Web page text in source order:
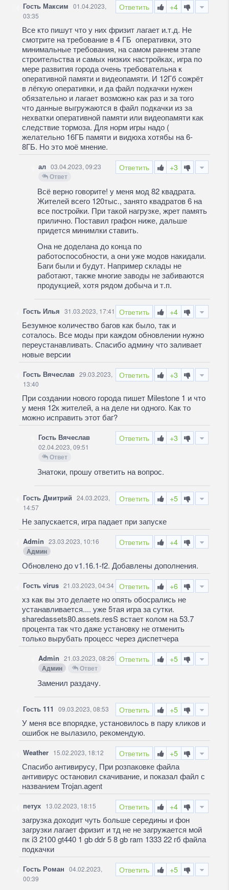
Ответить +4
Гость Максим 01.04.2023,
03:35
Все кто пишут что у них фризит лагает и.т.д. Не
смотрите на требование в 4 ГБ оперативки, это
минимальные требования, на самом раннем этапе
строительства и самых низких настройках, игра по
мере развития города очень требовательна к
оперативной памяти и видеопамяти. И 12Гб сожрёт
в лёгкую оперативки, и да файл подкачки нужен
обязательно и лагает возможно как раз и за того
что данные выгружаются в файл подкачки из за
нехватки оперативной памяти или видеопамяти как
следствие тормоза. Для норм игры надо (
желательно 16ГБ памяти и видюха хотябы на 6-
8ГБ. Но это моё мнение.
Ответить +3
ал 03.04.2023, 09:23
Ответ
Всё верно говорите! у меня мод 82 квадрата.
Жителей всего 120тыс., занято квадратов 6 на
все постройки. При такой нагрузке, жрет память
прилично. Поставил графон ниже, дальше
придется минимлки ставить.
Она не доделана до конца по
работоспособности, а они уже модов накидали.
Баги были и будут. Например склады не
работают, также многие заводы не забиваются
продукцией, хотя рядом добыча и т.п.
Ответить +4
Гость Илья 31.03.2023, 17:41
Безумное количество багов как было, так и
соталось. Все моды при каждом обновлении нужно
переустанавливать. Спасибо админу что заливает
новые версии
Ответить +3
Гость Вячеслав 29.03.2023,
13:40
При создании нового города пишет Milestone 1 и что
у меня 12к жителей, а на деле ни одного. Как то
можно исправить этот баг?
Ответить +3
Гость Вячеслав
02.04.2023, 09:51
Ответ
Знатоки, прошу ответить на вопрос.
Ответить +5
Гость Дмитрий 24.03.2023,
14:57
Не запускается, игра падает при запуске
Ответить +4
Admin 23.03.2023, 10:16
Админ
Обновлено до v1.16.1-f2. Добавлены дополнения.
Ответить +6
Гость virus 21.03.2023, 04:34
хз как вы это делаете но опять обосрались не
устанавливается.... уже 5тая игра за сутки.
sharedassets80.assets.resS встает колом на 53.7
процента так что даже установку не отменить
только вырубать процесс через диспетчера
Ответить +5
Admin 21.03.2023, 08:26
Админ Ответ
Заменил раздачу.
Ответить +5
Гость 111 09.03.2023, 08:53
У меня все впорядке, установилось в пару кликов и
ошибок не вылазило, рекомендую.
Ответить +5
Weather 15.02.2023, 18:12
Спасибо антивирусу, При розпаковке файла
антивирус остановил скачивание, и показал файл с
названием Trojan.agent
Ответить +4
петух 13.02.2023, 18:15
загрузка доходит чуть больше середины и фон
загрузки лагает фризит и тд не не загружается мой
пк i3 2100 gt440 1 gb ddr 5 8 gb ram 1333 22 гб файла
подкачки
Ответить +5
Гость Роман 04.02.2023,
00:39